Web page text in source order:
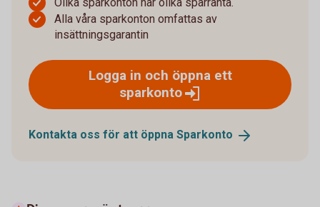
Alla våra sparkonton omfattas av
insättningsgarantin
Logga in och öppna ett
sparkonto
Kontakta oss för att öppna Sparkonto